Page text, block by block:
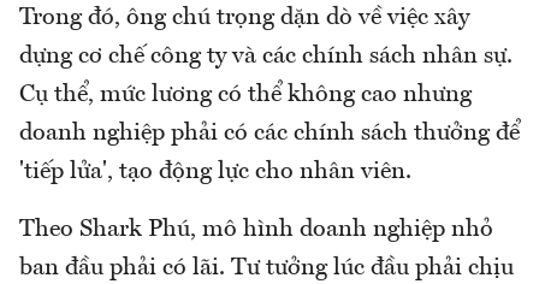
Trong đó, ông chú trọng dặn dò về việc xây
dựng cơ chế công ty và các chính sách nhân sự.
Cụ thể, mức lương có thể không cao nhưng
doanh nghiệp phải có các chính sách thưởng để
'tiếp lửa', tạo động lực cho nhân viên.
Theo Shark Phú, mô hình doanh nghiệp nhỏ
ban đầu phải có lãi. Tư tưởng lúc đầu phải chịu